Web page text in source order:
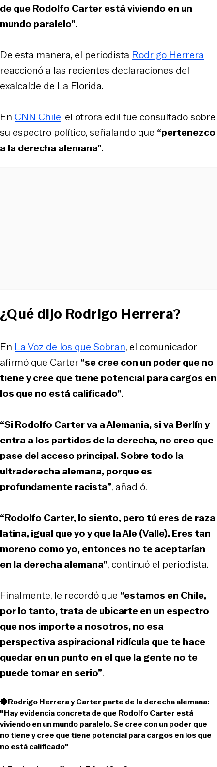
de que Rodolfo Carter está viviendo en un
mundo paralelo”.
De esta manera, el periodista Rodrigo Herrera
reaccionó a las recientes declaraciones del
exalcalde de La Florida.
En CNN Chile, el otrora edil fue consultado sobre
su espectro político, señalando que “pertenezco
a la derecha alemana”.
¿Qué dijo Rodrigo Herrera?
En La Voz de los que Sobran, el comunicador
afirmó que Carter“se cree con un poder que no
tiene y cree que tiene potencial para cargos en
los que no está calificado”.
“Si Rodolfo Carter va a Alemania, si va Berlín y
entra a los partidos de la derecha, no creo que
pase del acceso principal. Sobre todo la
ultraderecha alemana, porque es
profundamente racista”, añadió.
“Rodolfo Carter, lo siento, pero tú eres de raza
latina, igual que yo y que la Ale (Valle). Eres tan
moreno como yo, entonces no te aceptarían
en la derecha alemana”, continuó el periodista.
Finalmente, le recordó que “estamos en Chile,
por lo tanto, trata de ubicarte en un espectro
que nos importe a nosotros, no esa
perspectiva aspiracional ridícula que te hace
quedar en un punto en el que la gente no te
puede tomar en serio”.
🔴Rodrigo Herrera y Carter parte de la derecha alemana:
"Hay evidencia concreta de que Rodolfo Carter está
viviendo en un mundo paralelo. Se cree con un poder que
no tiene y cree que tiene potencial para cargos en los que
no está calificado"